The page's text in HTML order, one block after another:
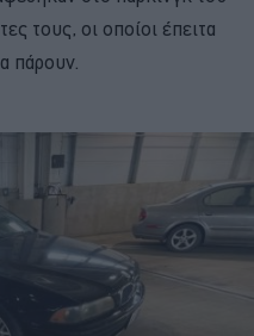
τους, οι οποίοι έπειτα
πάρουν.